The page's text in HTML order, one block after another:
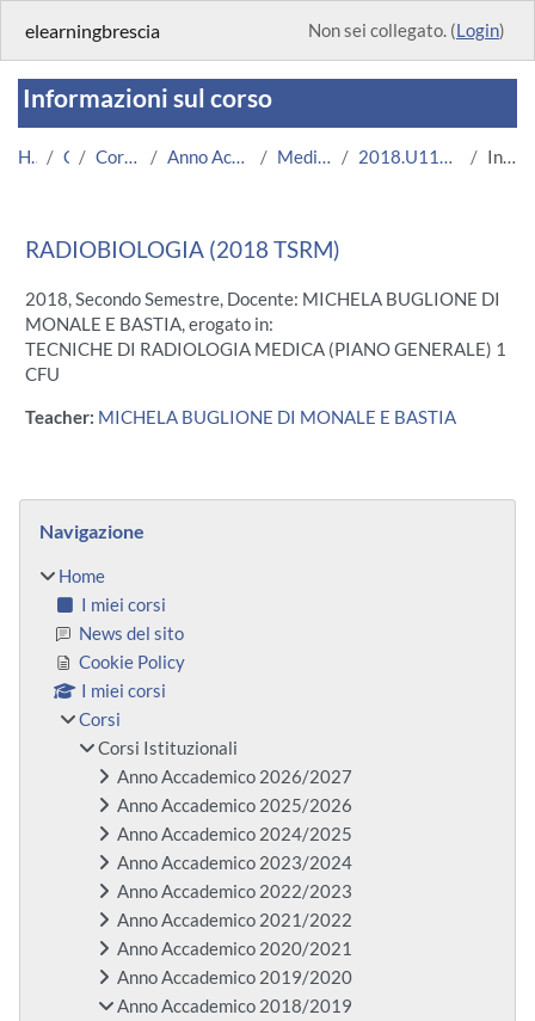
elearningbrescia Non sei collegato. (Login)
Informazioni sul corso
Home Corsi Corsi Istituzionali Anno Accademico 2018/2019 Medicina e Chirurgia 2018.U11697.08717-11.N0.15235 Introduzione
RADIOBIOLOGIA (2018 TSRM)
2018, Secondo Semestre, Docente: MICHELA BUGLIONE DI
MONALE E BASTIA, erogato in:
TECNICHE DI RADIOLOGIA MEDICA (PIANO GENERALE) 1
CFU
Teacher: MICHELA BUGLIONE DI MONALE E BASTIA
Blocchi
Navigazione
Home
I miei corsi
News del sito
Cookie Policy
I miei corsi
Corsi
Corsi Istituzionali
Anno Accademico 2026/2027
Anno Accademico 2025/2026
Anno Accademico 2024/2025
Anno Accademico 2023/2024
Anno Accademico 2022/2023
Anno Accademico 2021/2022
Anno Accademico 2020/2021
Anno Accademico 2019/2020
Anno Accademico 2018/2019